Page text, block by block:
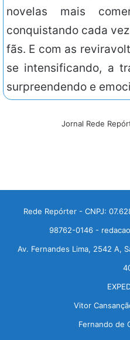
novelas mais
conquistando cada
fãs. E com as
se intensificando, a
surpreendendo e
Jornal Rede
Rede Repórter - CNPJ:
98762-0146 -
Av. Fernandes Lima, 2542 A,
Vitor
Fernando de